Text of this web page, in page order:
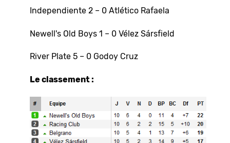
Independiente 2 – 0 Atlético Rafaela
Newell's Old Boys 1 – 0 Vélez Sársfield
River Plate 5 – 0 Godoy Cruz
Le classement :